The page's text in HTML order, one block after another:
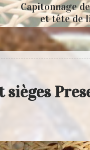
de canapés
et tête de lit 31